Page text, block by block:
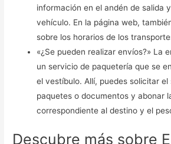
información en el andén de salida
vehículo. En la página web,
sobre los horarios de los
«¿Se pueden realizar envíos?» La
un servicio de paquetería que se
el vestíbulo. Allí, puedes solicitar
paquetes o documentos y abonar
correspondiente al destino y el
Descubre más sobre